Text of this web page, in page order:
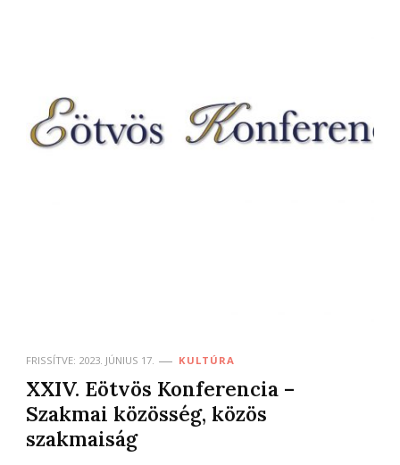
FRISSÍTVE: 2023. JÚNIUS 17. KULTÚRA
XXIV. Eötvös Konferencia –
Szakmai közösség, közös
szakmaiság